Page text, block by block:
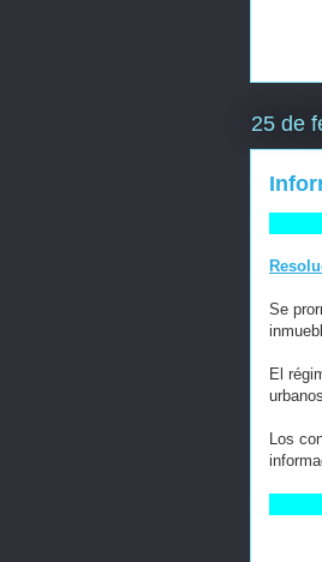
25 de
Se
El
Los